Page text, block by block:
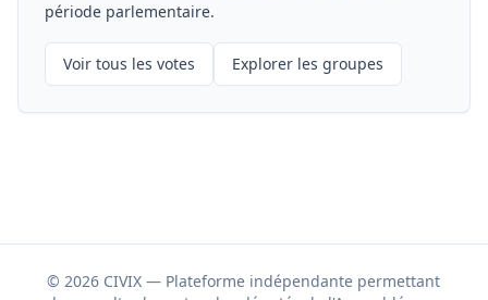
période parlementaire.
Voir tous les votes Explorer les groupes
© 2026 CIVIX — Plateforme indépendante permettant